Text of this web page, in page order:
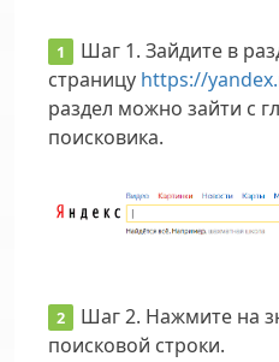
Шаг 1. Зайдите в
страницу https://
раздел можно зайти с
поисковика.
Шаг 2. Нажмите на
поисковой строки.